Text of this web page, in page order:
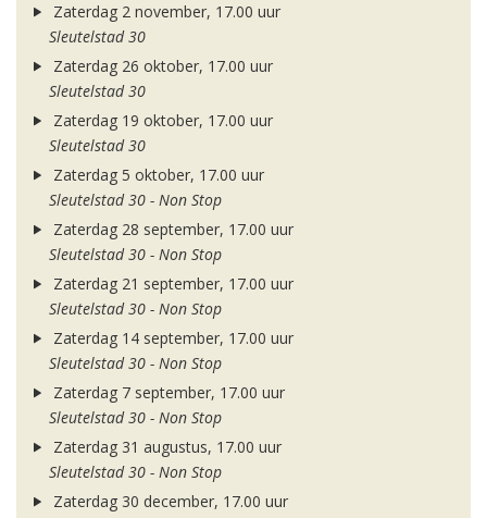
Zaterdag 2 november, 17.00 uur
Sleutelstad 30
Zaterdag 26 oktober, 17.00 uur
Sleutelstad 30
Zaterdag 19 oktober, 17.00 uur
Sleutelstad 30
Zaterdag 5 oktober, 17.00 uur
Sleutelstad 30 - Non Stop
Zaterdag 28 september, 17.00 uur
Sleutelstad 30 - Non Stop
Zaterdag 21 september, 17.00 uur
Sleutelstad 30 - Non Stop
Zaterdag 14 september, 17.00 uur
Sleutelstad 30 - Non Stop
Zaterdag 7 september, 17.00 uur
Sleutelstad 30 - Non Stop
Zaterdag 31 augustus, 17.00 uur
Sleutelstad 30 - Non Stop
Zaterdag 30 december, 17.00 uur